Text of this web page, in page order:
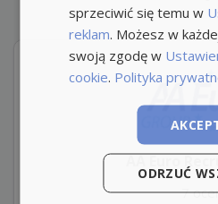
AA Euro
7
sprzeciwić się temu w
reklam. Możesz w
swoją zgodę w
cookie. Polityka
ODRZUĆ